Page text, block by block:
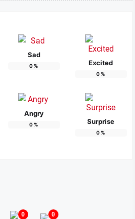
Sad
0% Excited
0%
Angry
0% Surprise
0%
0 0